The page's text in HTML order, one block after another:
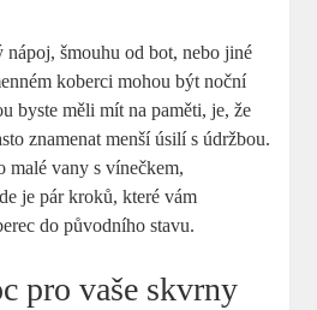
šmouhu od bot, nebo jiné
koberci mohou být noční
byste měli mít na paměti, je, že
znamenat menší úsilí s údržbou.
malé vany s vínečkem,
je pár kroků, které vám
do původního stavu.
pro vaše skvrny